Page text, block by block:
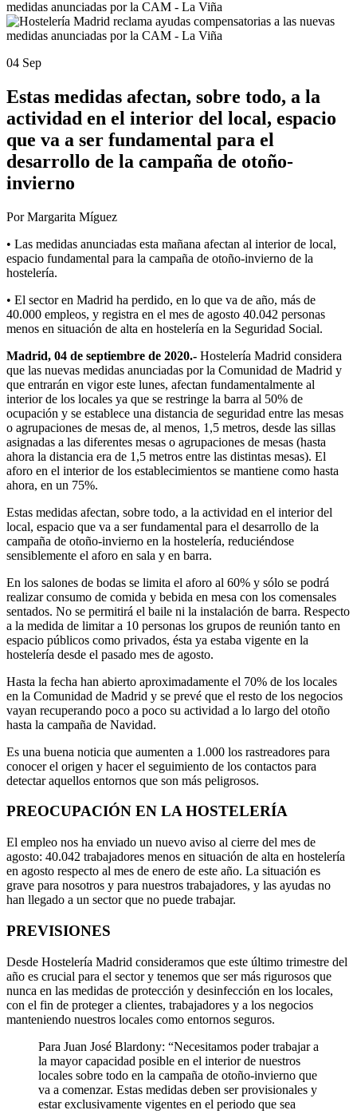
04 Sep
Estas medidas afectan, sobre todo, a la
actividad en el interior del local, espacio
que va a ser fundamental para el
desarrollo de la campaña de otoño-
invierno
Por Margarita Míguez
• Las medidas anunciadas esta mañana afectan al interior de local,
espacio fundamental para la campaña de otoño-invierno de la
hostelería.
• El sector en Madrid ha perdido, en lo que va de año, más de
40.000 empleos, y registra en el mes de agosto 40.042 personas
menos en situación de alta en hostelería en la Seguridad Social.
Madrid, 04 de septiembre de 2020.- Hostelería Madrid considera
que las nuevas medidas anunciadas por la Comunidad de Madrid y
que entrarán en vigor este lunes, afectan fundamentalmente al
interior de los locales ya que se restringe la barra al 50% de
ocupación y se establece una distancia de seguridad entre las mesas
o agrupaciones de mesas de, al menos, 1,5 metros, desde las sillas
asignadas a las diferentes mesas o agrupaciones de mesas (hasta
ahora la distancia era de 1,5 metros entre las distintas mesas). El
aforo en el interior de los establecimientos se mantiene como hasta
ahora, en un 75%.
Estas medidas afectan, sobre todo, a la actividad en el interior del
local, espacio que va a ser fundamental para el desarrollo de la
campaña de otoño-invierno en la hostelería, reduciéndose
sensiblemente el aforo en sala y en barra.
En los salones de bodas se limita el aforo al 60% y sólo se podrá
realizar consumo de comida y bebida en mesa con los comensales
sentados. No se permitirá el baile ni la instalación de barra. Respecto
a la medida de limitar a 10 personas los grupos de reunión tanto en
espacio públicos como privados, ésta ya estaba vigente en la
hostelería desde el pasado mes de agosto.
Hasta la fecha han abierto aproximadamente el 70% de los locales
en la Comunidad de Madrid y se prevé que el resto de los negocios
vayan recuperando poco a poco su actividad a lo largo del otoño
hasta la campaña de Navidad.
Es una buena noticia que aumenten a 1.000 los rastreadores para
conocer el origen y hacer el seguimiento de los contactos para
detectar aquellos entornos que son más peligrosos.
PREOCUPACIÓN EN LA HOSTELERÍA
El empleo nos ha enviado un nuevo aviso al cierre del mes de
agosto: 40.042 trabajadores menos en situación de alta en hostelería
en agosto respecto al mes de enero de este año. La situación es
grave para nosotros y para nuestros trabajadores, y las ayudas no
han llegado a un sector que no puede trabajar.
PREVISIONES
Desde Hostelería Madrid consideramos que este último trimestre del
año es crucial para el sector y tenemos que ser más rigurosos que
nunca en las medidas de protección y desinfección en los locales,
con el fin de proteger a clientes, trabajadores y a los negocios
manteniendo nuestros locales como entornos seguros.
Para Juan José Blardony: “Necesitamos poder trabajar a
la mayor capacidad posible en el interior de nuestros
locales sobre todo en la campaña de otoño-invierno que
va a comenzar. Estas medidas deben ser provisionales y
estar exclusivamente vigentes en el periodo que sea